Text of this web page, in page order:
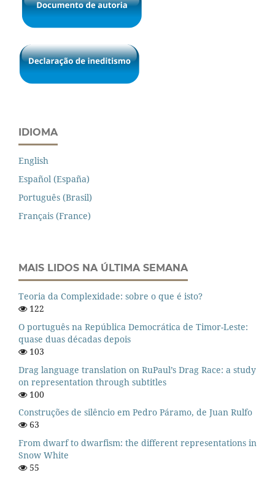
IDIOMA
English
Español (España)
Português (Brasil)
Français (France)
MAIS LIDOS NA ÚLTIMA SEMANA
Teoria da Complexidade: sobre o que é isto?
122
O português na República Democrática de Timor-Leste:
quase duas décadas depois
103
Drag language translation on RuPaul’s Drag Race: a study
on representation through subtitles
100
Construções de silêncio em Pedro Páramo, de Juan Rulfo
63
From dwarf to dwarfism: the different representations in
Snow White
55